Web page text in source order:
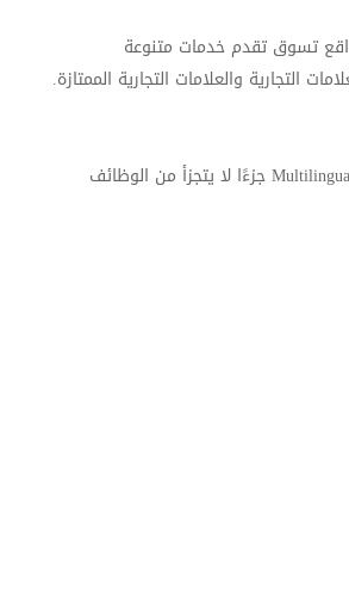
تسوق تقدم خدمات متنوعة
والعلامات التجارية الممتازة.
يمكن تصميم منصة Wall 360 لتناسب مختلف المواقع الجغرافية والاحتياجات اللغوية. تعد Multilingual جزءًا لا يتجزأ من الوظائف